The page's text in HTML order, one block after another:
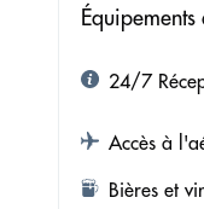
24/7
Accès à
Bières et